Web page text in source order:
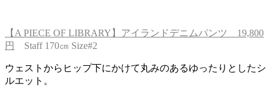
【A PIECE OF LIBRARY】アイランドデニムパンツ 19,800
円
Staff 170㎝ Size#2
ウェストからヒップ下にかけて丸みのあるゆったりとしたシ
ルエット。